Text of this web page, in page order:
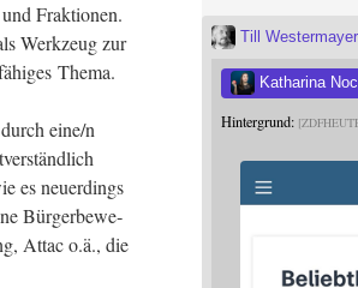
Frak­tio­nen.
Werk­zeug zur
Thema.
eine/n
es neu­er­dings
Bür­ger­be­we­
Attac o.ä., die
Till Westermayer
Katharina
Hintergrund: